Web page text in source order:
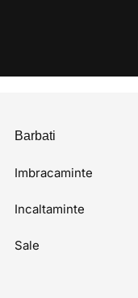
Barbati
Imbracaminte
Incaltaminte
Sale